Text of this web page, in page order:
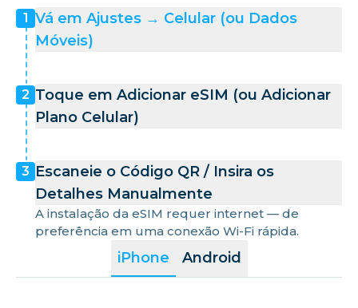
iPhone Android
1 Vá em Ajustes → Celular (ou Dados
Móveis)
2 Toque em Adicionar eSIM (ou Adicionar
Plano Celular)
3 Escaneie o Código QR / Insira os
Detalhes Manualmente
A instalação da eSIM requer internet — de
preferência em uma conexão Wi-Fi rápida.